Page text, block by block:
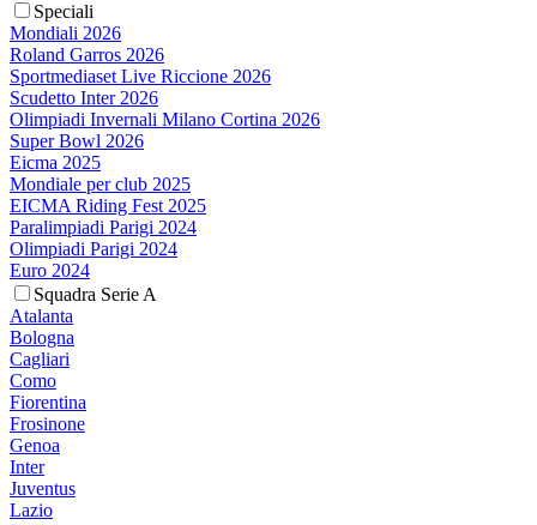
Speciali
Mondiali 2026
Roland Garros 2026
Sportmediaset Live Riccione 2026
Scudetto Inter 2026
Olimpiadi Invernali Milano Cortina 2026
Super Bowl 2026
Eicma 2025
Mondiale per club 2025
EICMA Riding Fest 2025
Paralimpiadi Parigi 2024
Olimpiadi Parigi 2024
Euro 2024
Squadra Serie A
Atalanta
Bologna
Cagliari
Como
Fiorentina
Frosinone
Genoa
Inter
Juventus
Lazio